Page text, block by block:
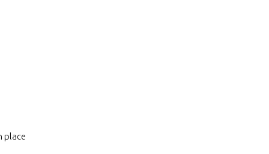
place